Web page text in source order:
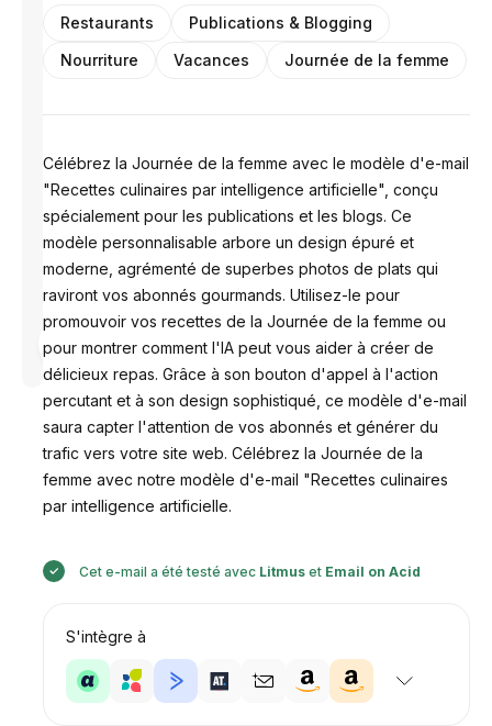
Anastasiia
Restaurants
Publications & Blogging
Nourriture
Vacances Journée de la femme
Célébrez la Journée de la femme avec le modèle d'e-mail
"Recettes culinaires par intelligence artificielle", conçu
spécialement pour les publications et les blogs. Ce
modèle personnalisable arbore un design épuré et
moderne, agrémenté de superbes photos de plats qui
raviront vos abonnés gourmands. Utilisez-le pour
promouvoir vos recettes de la Journée de la femme ou
pour montrer comment l'IA peut vous aider à créer de
délicieux repas. Grâce à son bouton d'appel à l'action
percutant et à son design sophistiqué, ce modèle d'e-mail
saura capter l'attention de vos abonnés et générer du
trafic vers votre site web. Célébrez la Journée de la
femme avec notre modèle d'e-mail "Recettes culinaires
par intelligence artificielle.
Cet e-mail a été testé avec Litmus et Email on Acid
S'intègre à